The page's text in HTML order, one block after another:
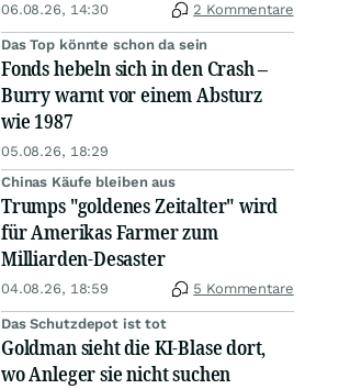
06.08.26, 14:30 2 Kommentare
Das Top könnte schon da sein
Fonds hebeln sich in den Crash –
Burry warnt vor einem Absturz
wie 1987
05.08.26, 18:29
Chinas Käufe bleiben aus
Trumps "goldenes Zeitalter" wird
für Amerikas Farmer zum
Milliarden-Desaster
04.08.26, 18:59 5 Kommentare
Das Schutzdepot ist tot
Goldman sieht die KI-Blase dort,
wo Anleger sie nicht suchen